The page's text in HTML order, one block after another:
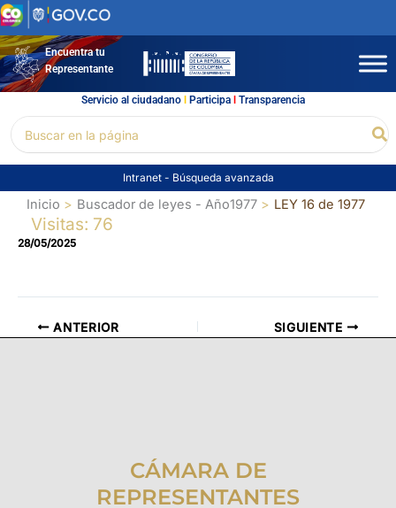
Ir
al
contenidoEncuentra tu
Representante
Servicio al ciudadano l Participal Transparencia
por:
Intranet - Búsqueda avanzada
Inicio Buscador de leyes - Año1977 LEY 16 de 1977
Visitas: 76
28/05/2025
ANTERIOR SIGUIENTE
CÁMARA DE
REPRESENTANTES